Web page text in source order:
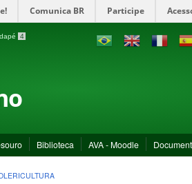
Comunica BR Participe
4
Biblioteca AVA - Moodle